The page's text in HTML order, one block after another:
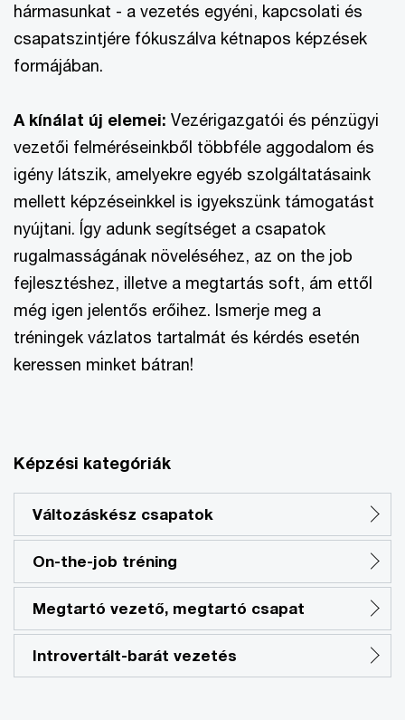
hármasunkat - a vezetés egyéni, kapcsolati és
csapatszintjére fókuszálva kétnapos képzések
formájában.
A kínálat új elemei: Vezérigazgatói és pénzügyi
vezetői felméréseinkből többféle aggodalom és
igény látszik, amelyekre egyéb szolgáltatásaink
mellett képzéseinkkel is igyekszünk támogatást
nyújtani. Így adunk segítséget a csapatok
rugalmasságának növeléséhez, az on the job
fejlesztéshez, illetve a megtartás soft, ám ettől
még igen jelentős erőihez. Ismerje meg a
tréningek vázlatos tartalmát és kérdés esetén
keressen minket bátran!
Képzési kategóriák
Változáskész csapatok
On-the-job tréning
Megtartó vezető, megtartó csapat
Introvertált-barát vezetés